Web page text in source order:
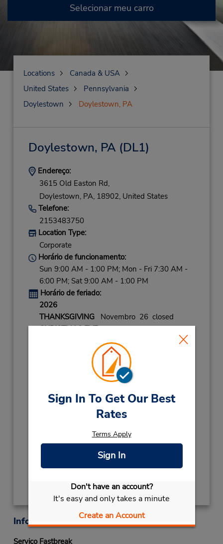
Sign In To Get Our Best
Rates
Terms Apply
Sign In
Don't have an account?
It's easy and only takes a minute
Create an Account
Selecionar meu carro
Locations
Canada & USA
United States
Pennsylvania
Doylestown
Doylestown, PA
Doylestown, PA(DL1)
Endereço:
3615 Old Easton Rd,
Doylestown, PA, 18902, United States
Telefone:
2153483750
Location Type:
Corporate
Horário de funcionamento:
Sun 9:00 AM - 1:00 PM; Mon - Fri 7:30 AM -
6:00 PM; Sat 9:00 AM - 1:00 PM
Horário de feriado:
2026
THANKSGIVINGNovembro 26 closed
CHRISTMAS EVEDezembro 24 08:00AM
CHRISTMAS DAY Dezembro 25 closed
NEW YEARS EVE
Dezembro 31 08:00AM
2027
NEW YEARS DAYJaneiro 1 closed
Local de entrega das chaves
Obter instruções de caminho
Informações sobre a loja
Serviço Fastbreak